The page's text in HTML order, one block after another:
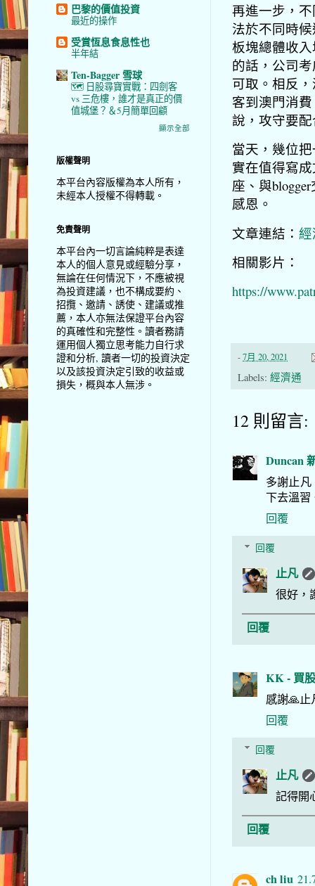
再進一步，
法於不同時
板塊總體收
的話，公司
可取。相反
客到澳門消
說，攻守要
當天，幾位
實在值得寫
座、與
感恩。
文章連結：
相關影片：
https://
-7月 20, 2021
Labels: 經濟通
12 則留言:
Duncan
多謝止凡
下去溫習
回覆
回覆
止凡
很好，
回覆
KK - 買
感謝🙏止
回覆
回覆
止凡
記得開
回覆
ch liu
巴黎的價值投資
最近的操作
受賞恆息食息性也
半年結
Ten-Bagger 雪球
🗺️ 日股尋寶實戰：四劍客
vs 三危樓，誰才是真正的價
值城堡？＆5月簡單回顧
顯示全部
版權聲明
本平台內容版權為本人所有，
未經本人授權不得轉載。
免責聲明
本平台內一切言論純粹是表達
本人的個人意見或經驗分享，
無論在任何情況下，不應被視
為投資建議，也不構成要約、
招攬、邀請、誘使、建議或推
薦，本人亦無法保證平台內容
的真確性和完整性。讀者務請
運用個人獨立思考能力自行求
證和分析, 讀者一切的投資決定
以及該投資決定引致的收益或
損失，概與本人無涉。